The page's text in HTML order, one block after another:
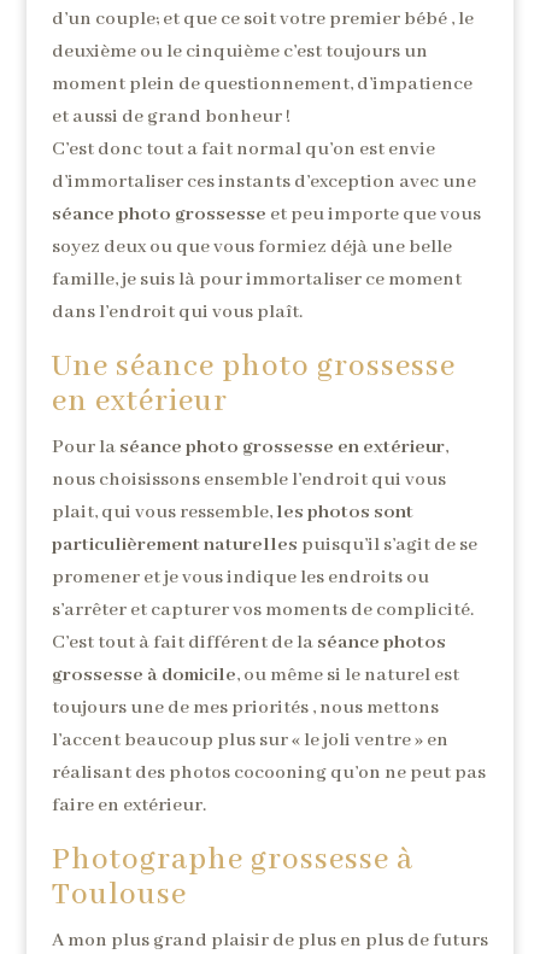
d’un couple; et que ce soit votre premier bébé , le
deuxième ou le cinquième c’est toujours un
moment plein de questionnement, d’impatience
et aussi de grand bonheur !
C’est donc tout a fait normal qu’on est envie
d’immortaliser ces instants d’exception avec une
séance photo grossesse et peu importe que vous
soyez deux ou que vous formiez déjà une belle
famille, je suis là pour immortaliser ce moment
dans l’endroit qui vous plaît.
Une séance photo grossesse
en extérieur
Pour la séance photo grossesse en extérieur,
nous choisissons ensemble l’endroit qui vous
plait, qui vous ressemble, les photos sont
particulièrement naturelles puisqu’il s’agit de se
promener et je vous indique les endroits ou
s’arrêter et capturer vos moments de complicité.
C’est tout à fait différent de la séance photos
grossesse à domicile, ou même si le naturel est
toujours une de mes priorités , nous mettons
l’accent beaucoup plus sur « le joli ventre » en
réalisant des photos cocooning qu’on ne peut pas
faire en extérieur.
Photographe grossesse à
Toulouse
A mon plus grand plaisir de plus en plus de futurs